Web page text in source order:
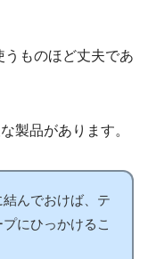
ものほど丈夫であ
製品があります。
んでおけば、テ
にひっかけるこ